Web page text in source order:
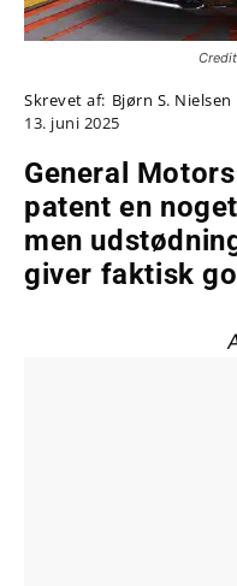
Skrevet af: Bjørn S. Nielsen
13. juni 2025
General
patent en
men
giver faktisk